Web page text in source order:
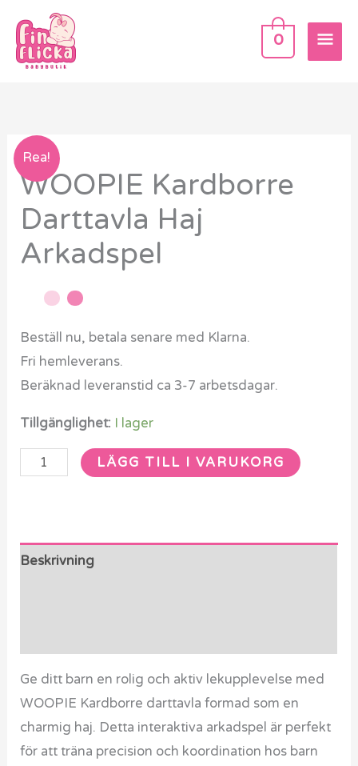
innehåll
0
Rea!
WOOPIE Kardborre
Darttavla Haj
Arkadspel
Beställ nu, betala senare med Klarna.
Fri hemleverans.
Beräknad leveranstid ca 3-7 arbetsdagar.
Tillgänglighet: I lager
WOOPIE
Kardborre
Haj
Arkadspel
LÄGG TILL I VARUKORG
Beskrivning
Ge ditt barn en rolig och aktiv lekupplevelse med
WOOPIE Kardborre darttavla formad som en
charmig haj. Detta interaktiva arkadspel är perfekt
för att träna precision och koordination hos barn